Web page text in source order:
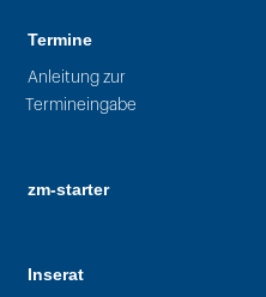
Termine
Anleitung zur
Termineingabe
zm-starter
Inserat